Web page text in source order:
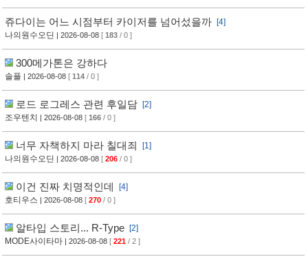
쥬다이는 어느 시점부터 카이저를 넘어섰을까
[4]
나의원수오딘
| 2026-08-08 [ 183 / 0 ]
300메가톤은 강하다
솔플 | 2026-08-08 [ 114 / 0 ]
로드 로그레스 관련 후일담
[2]
조우텐치
| 2026-08-08 [ 166 / 0 ]
너무 자책하지 마라 칠대죄
[1]
나의원수오딘
| 2026-08-08 [ 206 / 0 ]
이건 진짜 치명적인데
[4]
호티우스 | 2026-08-08 [ 270 / 0 ]
알타입 스토리... R-Type
[2]
MODE사이타마 | 2026-08-08 [ 221 / 2 ]